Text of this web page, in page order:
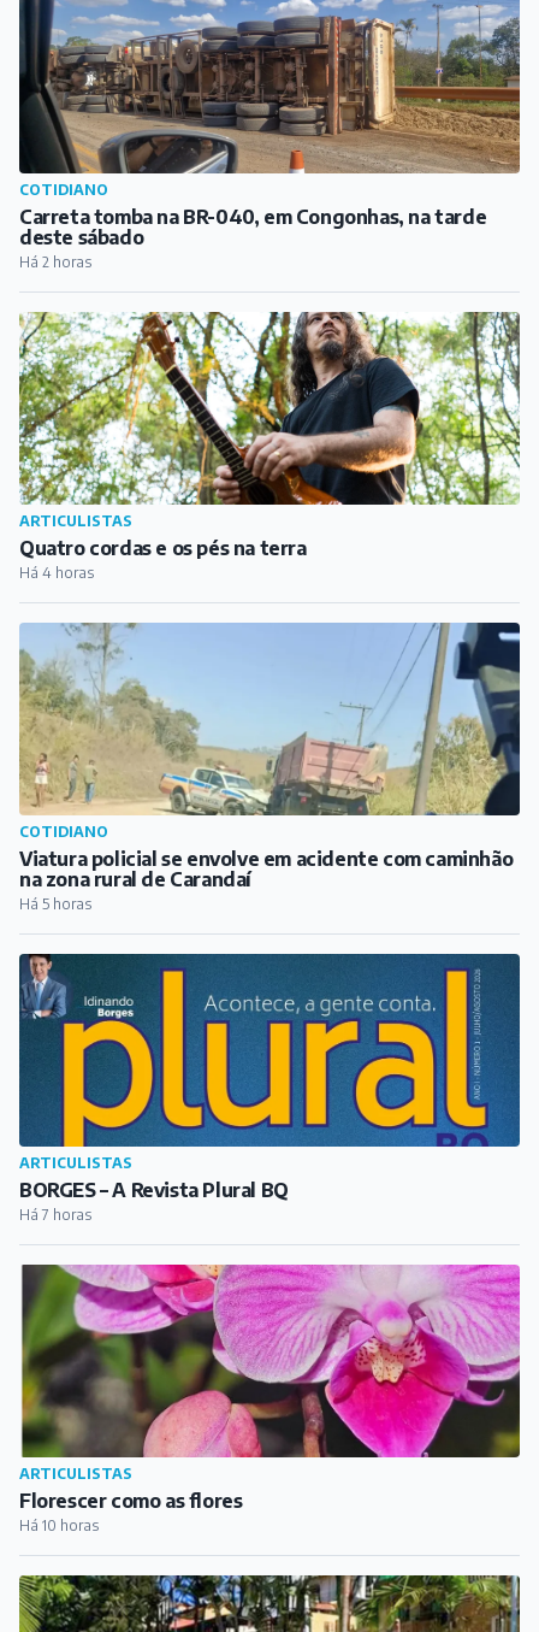
ARTICULISTAS
Quatro cordas e os pés na terra
Há 4 horas
COTIDIANO
Viatura policial se envolve em acidente com caminhão
na zona rural de Carandaí
Há 5 horas
ARTICULISTAS
BORGES – A Revista Plural BQ
Há 7 horas
ARTICULISTAS
Florescer como as flores
Há 10 horas
CIDADE
Barbacena promove reinauguração da Praça Antônio
José Teixeira
Há 22 horas